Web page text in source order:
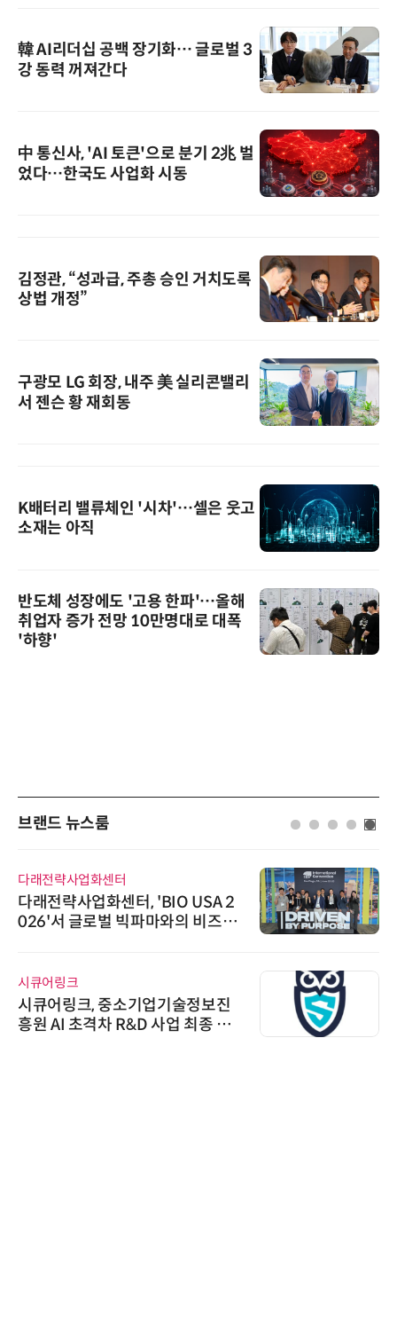
韓 AI리더십 공백 장기화… 글로벌 3
강 동력 꺼져간다
中 통신사, 'AI 토큰'으로 분기 2兆 벌
었다…한국도 사업화 시동
김정관, “성과급, 주총 승인 거치도록
상법 개정”
구광모 LG 회장, 내주 美 실리콘밸리
서 젠슨 황 재회동
K배터리 밸류체인 '시차'…셀은 웃고
소재는 아직
반도체 성장에도 '고용 한파'…올해
취업자 증가 전망 10만명대로 대폭
'하향'
브랜드 뉴스룸
다래전략사업화센터
다래전략사업화센터, 'BIO USA 2
026'서 글로벌 빅파마와의 비즈니
시큐어링크
시큐어링크, 중소기업기술정보진
흥원 AI 초격차 R&D 사업 최종 선